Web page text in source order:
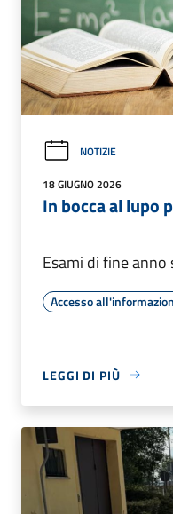
NOTIZIE
18 GIUGNO 2026
In bocca al lupo
Esami di fine
Accesso
LEGGI DI PIÙ